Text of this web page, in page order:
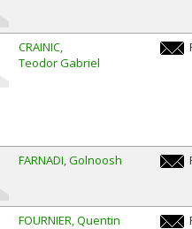
CRAINIC
Teodor Gabriel
FARNADI Golnoosh
FOURNIER Quentin